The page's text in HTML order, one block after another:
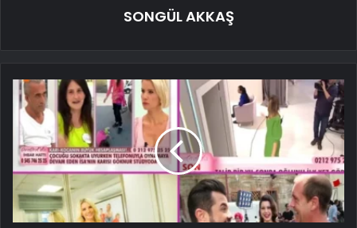
SONGÜL AKKAŞ